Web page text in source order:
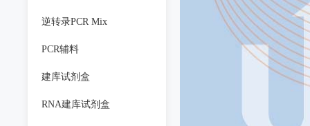
逆转录PCR Mix
PCR辅料
建库试剂盒
RNA建库试剂盒